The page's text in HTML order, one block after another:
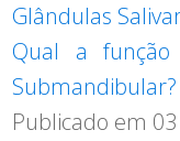
Glândulas
Qual a
Submandibular?
Publicado em